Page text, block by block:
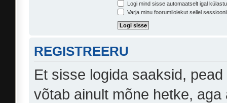
Logi mind sisse automaatselt igal
Varja minu foorumilolekut sellel sessioonil
REGISTREERU
Et sisse logida saaksid,
võtab ainult mõne hetke,